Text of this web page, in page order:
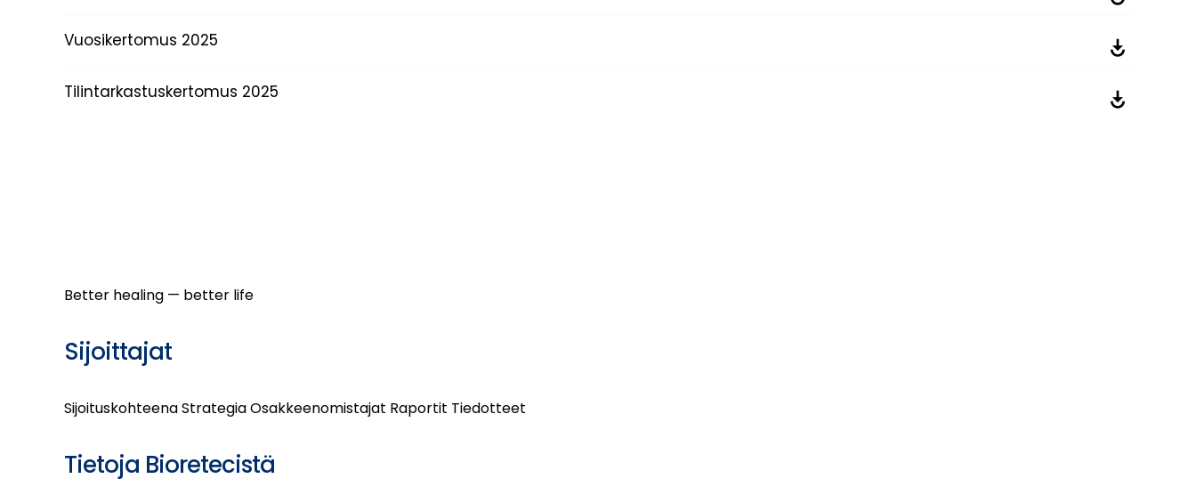
Vuosikertomus 2025
Tilintarkastuskertomus 2025
Better healing — better life
Sijoittajat
SijoituskohteenaStrategiaOsakkeenomistajat Raportit Tiedotteet
Tietoja Bioretecistä